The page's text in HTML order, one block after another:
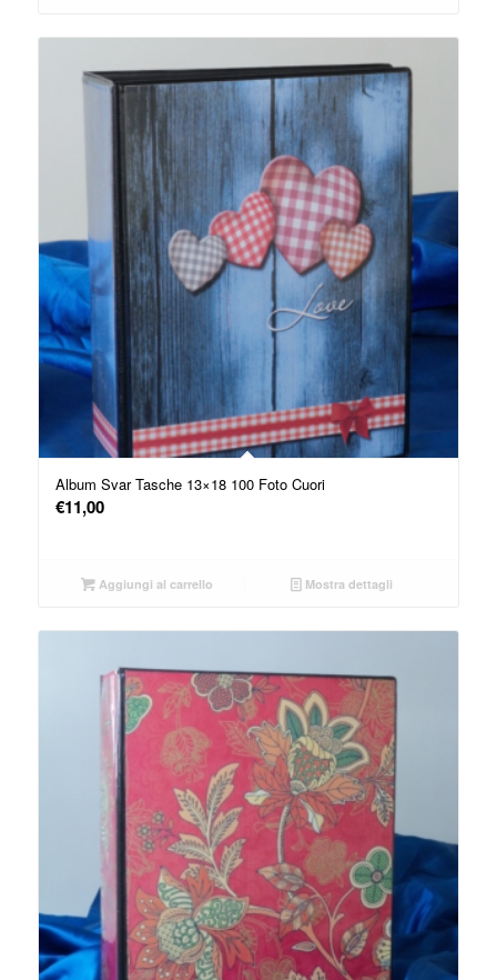
Album Svar Tasche 13×18 100 Foto Cuori
€11,00
Aggiungi al carrello Mostra dettagli